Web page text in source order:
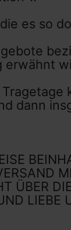
es so
erwähnt
dann
ÜBER
LIEBE